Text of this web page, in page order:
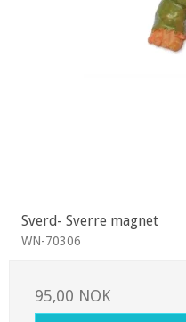
Sverd- Sverre magnet
WN-70306
95,00 NOK